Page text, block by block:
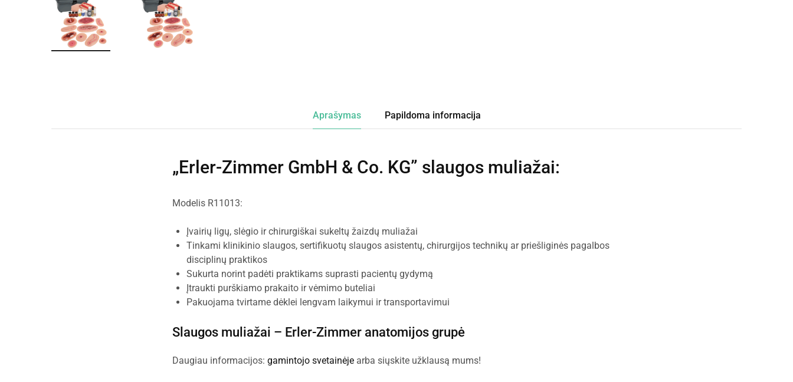
Aprašymas Papildoma informacija
„Erler-Zimmer GmbH & Co. KG” slaugos muliažai:
Modelis R11013:
Įvairių ligų, slėgio ir chirurgiškai sukeltų žaizdų muliažai
Tinkami klinikinio slaugos, sertifikuotų slaugos asistentų, chirurgijos technikų ar priešliginės pagalbos
disciplinų praktikos
Sukurta norint padėti praktikams suprasti pacientų gydymą
Įtraukti purškiamo prakaito ir vėmimo buteliai
Pakuojama tvirtame dėklei lengvam laikymui ir transportavimui
Slaugos muliažai – Erler-Zimmer anatomijos grupė
Daugiau informacijos: gamintojo svetainėje arba siųskite užklausą mums!